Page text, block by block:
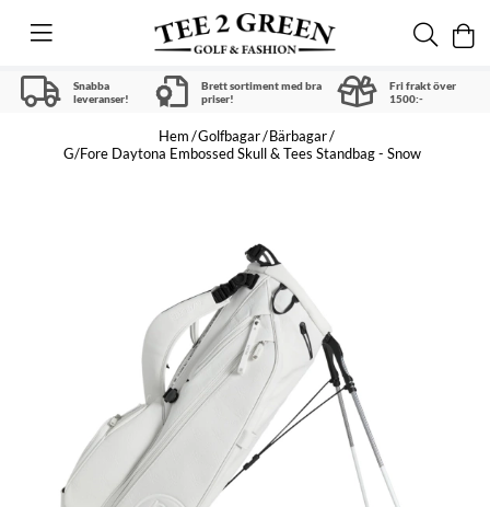
Snabba
leveranser!
Brett sortiment med bra
priser!
Fri frakt över
1500:-
Hem Golfbagar Bärbagar
G/Fore Daytona Embossed Skull & Tees Standbag - Snow